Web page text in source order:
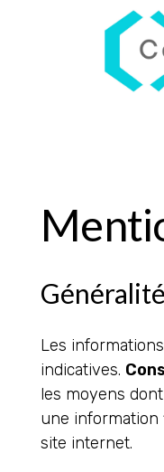
Les
indicatives.
les moyens
une information
site internet.
Panneau de gestion